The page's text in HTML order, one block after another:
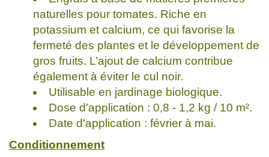
naturelles pour tomates. Riche en
potassium et calcium, ce qui favorise la
fermeté des plantes et le développement de
gros fruits. L’ajout de calcium contribue
également à éviter le cul noir.
Utilisable en jardinage biologique.
Dose d'application : 0,8 - 1,2 kg / 10 m².
Date d'application : février à mai.
Conditionnement